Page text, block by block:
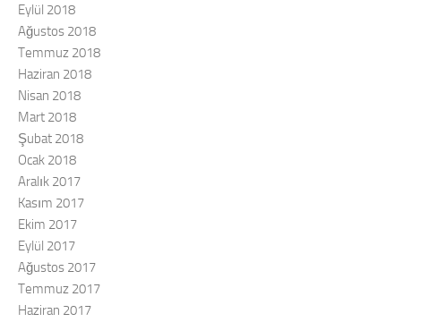
Eylül 2018
Ağustos 2018
Temmuz 2018
Haziran 2018
Nisan 2018
Mart 2018
Şubat 2018
Ocak 2018
Aralık 2017
Kasım 2017
Ekim 2017
Eylül 2017
Ağustos 2017
Temmuz 2017
Haziran 2017